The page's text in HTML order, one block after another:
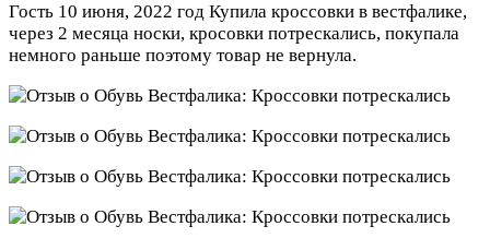
Гость 10 июня, 2022 год Купила кроссовки в вестфалике,
через 2 месяца носки, кросовки потрескались, покупала
немного раньше поэтому товар не вернула.